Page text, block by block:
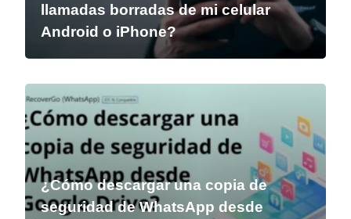
llamadas borradas de mi celular
Android o iPhone?
¿Cómo descargar una copia de
seguridad de WhatsApp desde